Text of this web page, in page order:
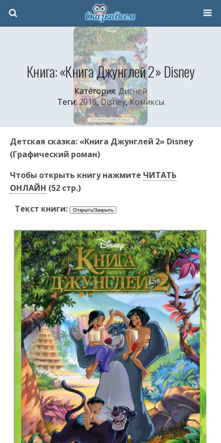
Книга: «Книга Джунглей 2» Disney
Категория: Дисней
Теги:2019,Disney,Комиксы
Детская сказка: «Книга Джунглей 2» Disney
(Графический роман)
Чтобы открыть книгу нажмите ЧИТАТЬ
ОНЛАЙН (52 стр.)
Текст книги: